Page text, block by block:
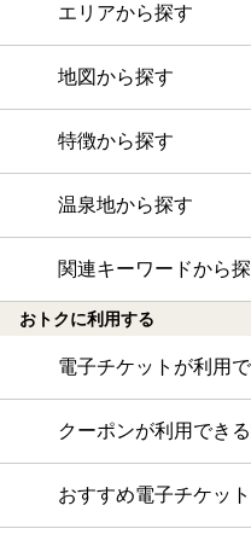
エリアから探す
地図から探す
特徴から探す
温泉地から探す
関連キーワードから
おトクに利用する
電子チケットが利用
クーポンが利用でき
おすすめ電子チケッ